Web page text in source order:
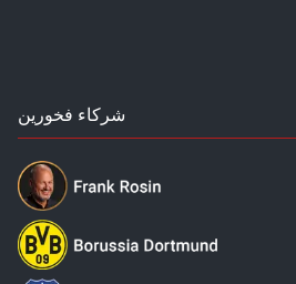
شركاء فخورين